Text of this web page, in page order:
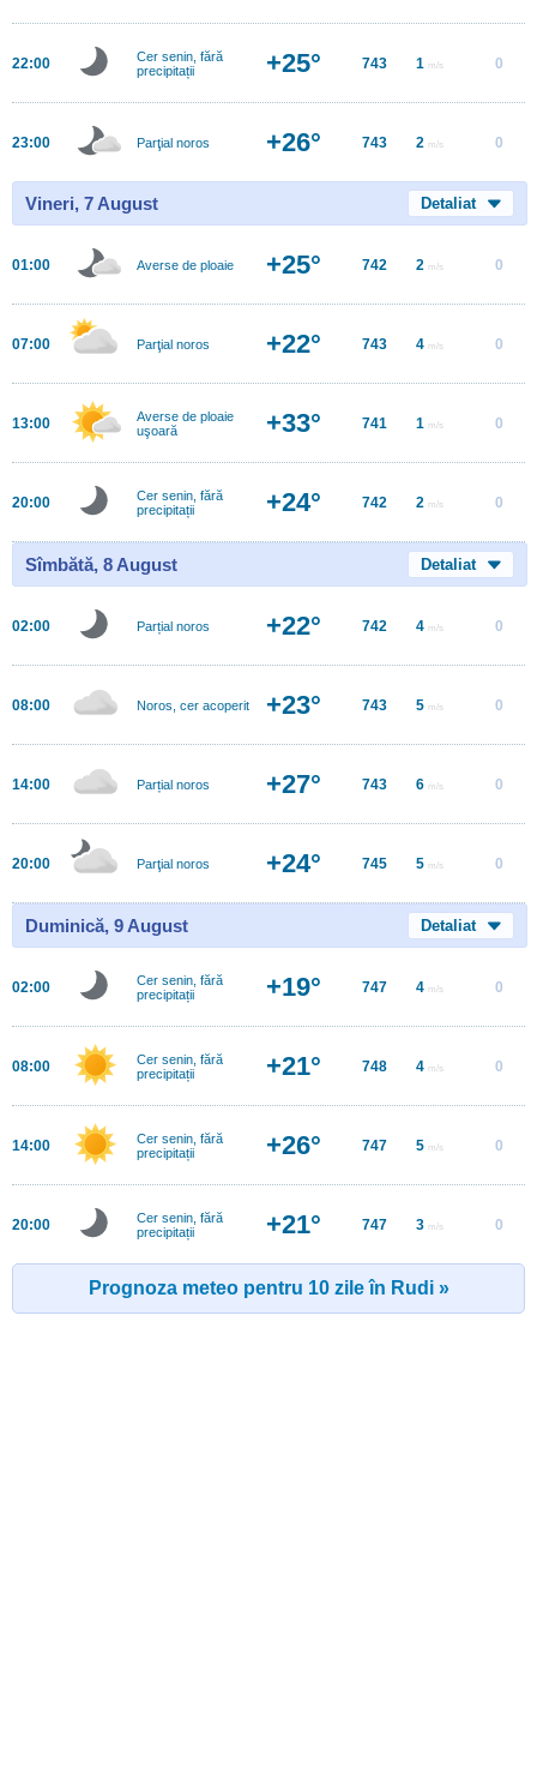
22:00
Cer senin, fără
precipitații
+25° 743 1 m/s 0
23:00 Parţial noros +26° 743 2 m/s 0
Vineri, 7 August Detaliat
01:00 Averse de ploaie +25° 742 2 m/s 0
07:00 Parţial noros +22° 743 4 m/s 0
13:00
Averse de ploaie
uşoară
+33° 741 1 m/s 0
20:00
Cer senin, fără
precipitații
+24° 742 2 m/s 0
Sîmbătă, 8 August Detaliat
02:00 Parțial noros +22° 742 4 m/s 0
08:00 Noros, cer acoperit +23° 743 5 m/s 0
14:00 Parțial noros +27° 743 6 m/s 0
20:00 Parţial noros +24° 745 5 m/s 0
Duminică, 9 August Detaliat
02:00
Cer senin, fără
precipitații
+19° 747 4 m/s 0
08:00
Cer senin, fără
precipitații
+21° 748 4 m/s 0
14:00
Cer senin, fără
precipitații
+26° 747 5 m/s 0
20:00
Cer senin, fără
precipitații
+21° 747 3 m/s 0
Prognoza meteo pentru 10 zile în Rudi »